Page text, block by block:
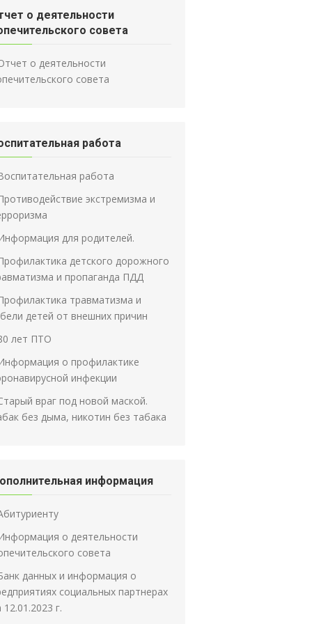
о деятельности
совета
о деятельности
совета
работа
работа
экстремизма и
для родителей.
детского дорожного
и пропаганда ПДД
травматизма и
детей от внешних причин
лет ПТО
о профилактике
инфекции
враг под новой маской.
без дыма, никотин без табака
информация
о деятельности
совета
данных и информация о
социальных партнерах
12.01.2023 г.